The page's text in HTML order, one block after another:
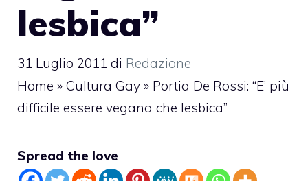
lesbica”
31 Luglio 2011 di Redazione
Home » Cultura Gay » Portia De Rossi: “E’ più
difficile essere vegana che lesbica”
Spread the love